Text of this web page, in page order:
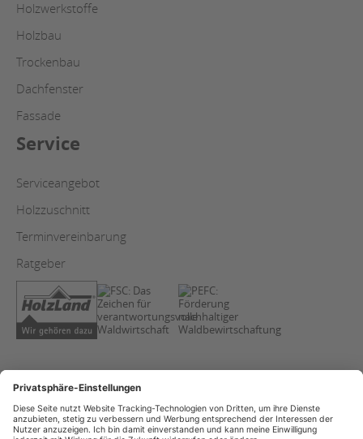
Holzwerkstoffe
Holzbau
Trockenbau
Dachfenster
Fassade
Service
Serviceangebot
Holzzuschnitt
Terminvereinbarung
Ratgeber